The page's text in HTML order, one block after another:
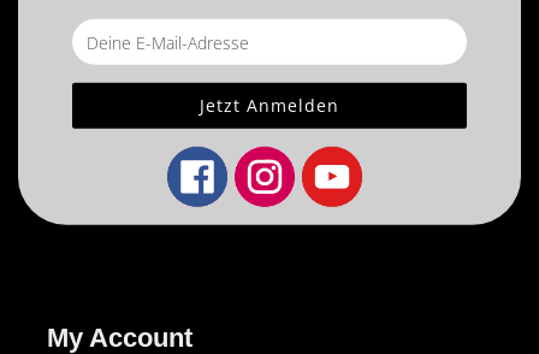
My Account